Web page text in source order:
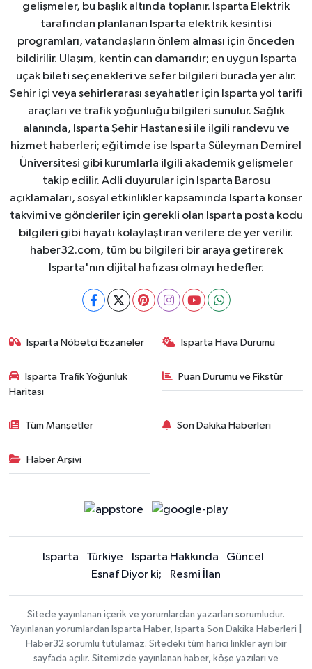
gelişmeler, bu başlık altında toplanır. Isparta Elektrik
tarafından planlanan Isparta elektrik kesintisi
programları, vatandaşların önlem alması için önceden
bildirilir. Ulaşım, kentin can damarıdır; en uygun Isparta
uçak bileti seçenekleri ve sefer bilgileri burada yer alır.
Şehir içi veya şehirlerarası seyahatler için Isparta yol tarifi
araçları ve trafik yoğunluğu bilgileri sunulur. Sağlık
alanında, Isparta Şehir Hastanesi ile ilgili randevu ve
hizmet haberleri; eğitimde ise Isparta Süleyman Demirel
Üniversitesi gibi kurumlarla ilgili akademik gelişmeler
takip edilir. Adli duyurular için Isparta Barosu
açıklamaları, sosyal etkinlikler kapsamında Isparta konser
takvimi ve gönderiler için gerekli olan Isparta posta kodu
bilgileri gibi hayatı kolaylaştıran verilere de yer verilir.
haber32.com, tüm bu bilgileri bir araya getirerek
Isparta'nın dijital hafızası olmayı hedefler.
Isparta Nöbetçi Eczaneler Isparta Hava Durumu
Isparta Trafik Yoğunluk
Haritası
Puan Durumu ve Fikstür
Tüm Manşetler Son Dakika Haberleri
Haber Arşivi
Isparta Türkiye Isparta Hakkında
Güncel
Esnaf Diyor ki;
Resmi İlan
Sitede yayınlanan içerik ve yorumlardan yazarları sorumludur.
Yayınlanan yorumlardan Isparta Haber, Isparta Son Dakika Haberleri |
Haber32 sorumlu tutulamaz. Sitedeki tüm harici linkler ayrı bir
sayfada açılır. Sitemizde yayınlanan haber, köşe yazıları ve